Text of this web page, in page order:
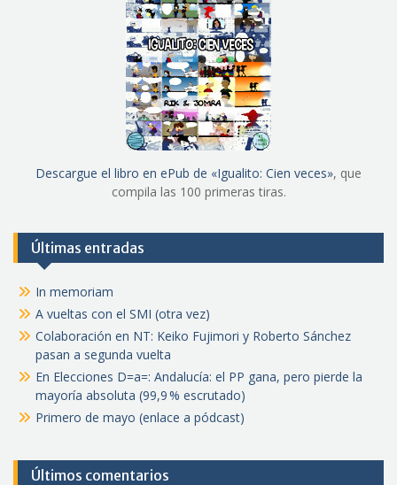
Descargue el libro en ePub de «Igualito: Cien veces», que
compila las 100 primeras tiras.
Últimas entradas
In memoriam
A vueltas con el SMI (otra vez)
Colaboración en NT: Keiko Fujimori y Roberto Sánchez
pasan a segunda vuelta
En Elecciones D=a=: Andalucía: el PP gana, pero pierde la
mayoría absoluta (99,9 % escrutado)
Primero de mayo (enlace a pódcast)
Últimos comentarios